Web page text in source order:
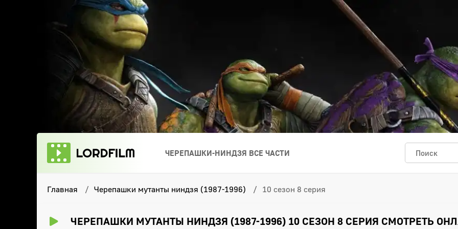
ЧЕРЕПАШКИ-НИНДЗЯ ВСЕ ЧАСТИ
Главная Черепашки мутанты ниндзя (1987-1996) 10 сезон 8 серия
ЧЕРЕПАШКИ МУТАНТЫ НИНДЗЯ (1987-1996) 10 СЕЗОН 8 СЕРИЯ СМОТРЕТЬ